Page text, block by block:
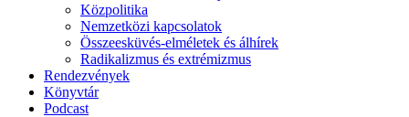
Közpolitika
Nemzetközi kapcsolatok
Összeesküvés-elméletek és álhírek
Radikalizmus és extrémizmus
Rendezvények
Könyvtár
Podcast